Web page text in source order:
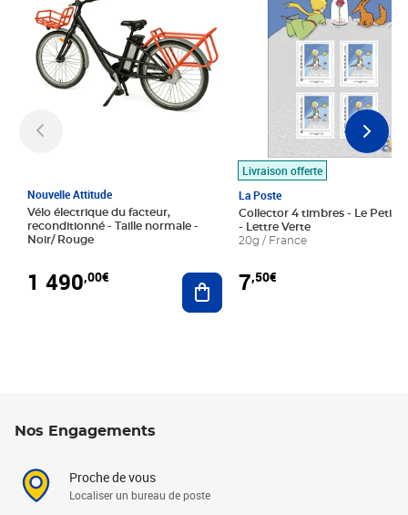
Nouvelle Attitude
Vélo électrique du facteur,
reconditionné - Taille normale -
Noir/ Rouge
1 490,00€ Ajouter au panier
Livraison offerte
La Poste
Collector 4 timbres - Le Petit
- Lettre Verte
20g / France
7,50€
Nos Engagements
Proche de vous
Localiser un bureau de poste